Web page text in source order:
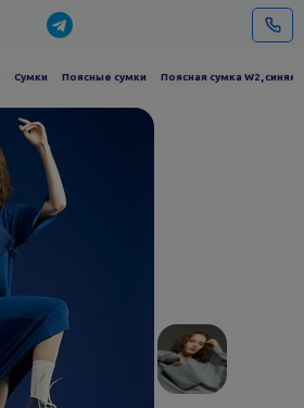
Сумки Поясные сумки Поясная сумка W2, синяя